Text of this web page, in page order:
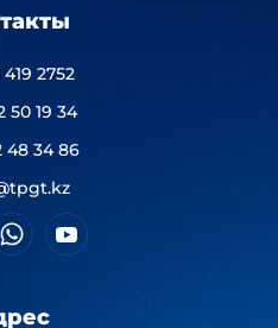
419 2752
50 19 34
48 34 86